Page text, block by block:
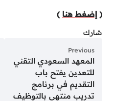
( إضغط هنا )
شارك
Previous
المعهد السعودي التقني
للتعدين يفتح باب
التقديم في برنامج
تدريب منتهي بالتوظيف